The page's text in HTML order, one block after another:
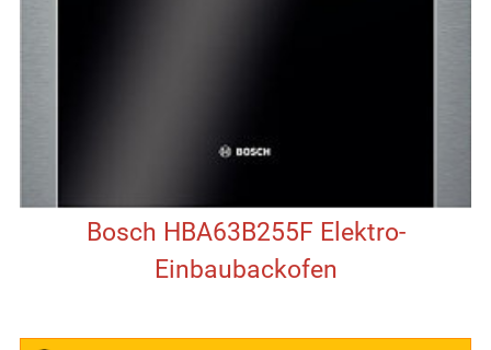
Bosch HBA63B255F Elektro-
Einbaubackofen